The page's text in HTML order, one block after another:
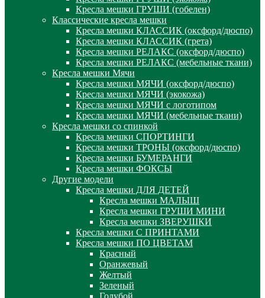
Кресла мешки ГРУШИ (гобелен)
Классические кресла мешки
Кресла мешки КЛАССИК (оксфорд/дюспо)
Кресла мешки КЛАССИК (грета)
Креслa мешки РЕЛАКС (оксфорд/дюспо)
Креслa мешки РЕЛАКС (мебельные ткани)
Кресла мешки Мячи
Кресла мешки МЯЧИ (оксфорд/дюспо)
Кресла мешки МЯЧИ (экокожа)
Кресла мешки МЯЧИ с логотипом
Кресла мешки МЯЧИ (мебельные ткани)
Кресла мешки со спинкой
Кресла мешки СПОРТИНГИ
Кресла мешки ТРОНЫ (оксфорд/дюспо)
Кресла мешки БУМЕРАНГИ
Кресла мешки ФОКСЫ
Другие модели
Кресла мешки ДЛЯ ДЕТЕЙ
Кресла мешки МАЛЫШ
Кресла мешки ГРУШИ МИНИ
Кресла мешки ЗВЕРУШКИ
Кресла мешки С ПРИНТАМИ
Кресла мешки ПО ЦВЕТАМ
Красный
Оранжевый
Желтый
Зеленый
Голубой